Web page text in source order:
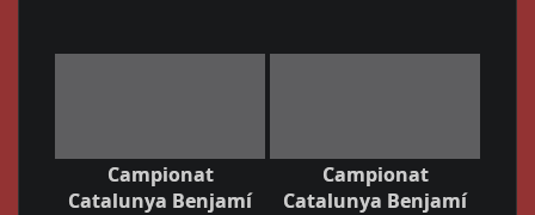
Campionat
Catalunya Benjamí
Campionat
Catalunya Benjamí